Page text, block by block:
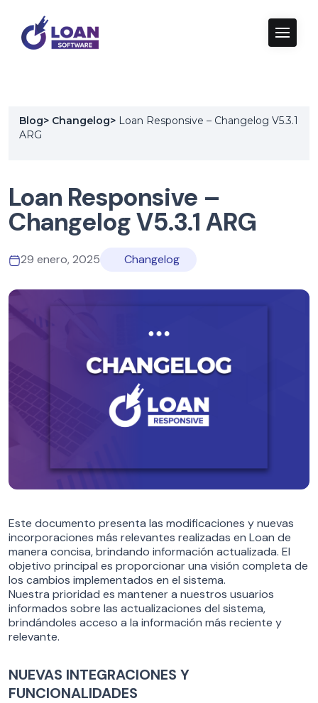
Blog> Changelog> Loan Responsive – Changelog V5.3.1
ARG
Loan Responsive –
Changelog V5.3.1 ARG
29 enero, 2025 Changelog
Este documento presenta las modificaciones y nuevas
incorporaciones más relevantes realizadas en Loan de
manera concisa, brindando información actualizada. El
objetivo principal es proporcionar una visión completa de
los cambios implementados en el sistema.
Nuestra prioridad es mantener a nuestros usuarios
informados sobre las actualizaciones del sistema,
brindándoles acceso a la información más reciente y
relevante.
NUEVAS INTEGRACIONES Y
FUNCIONALIDADES